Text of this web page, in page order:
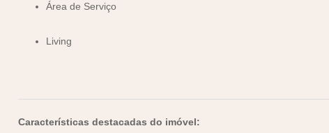
Área de Serviço
Living
Características destacadas do imóvel: